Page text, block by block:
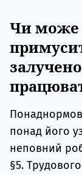
Чи може
понад його
неповний
§5.